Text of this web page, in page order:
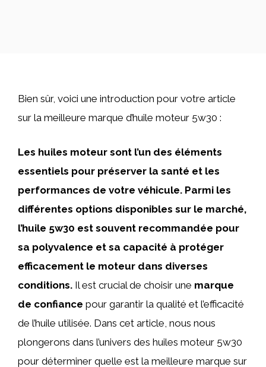
Bien sûr, voici une introduction pour votre article
sur la meilleure marque d’huile moteur 5w30 :
Les huiles moteur sont l’un des éléments
essentiels pour préserver la santé et les
performances de votre véhicule. Parmi les
différentes options disponibles sur le marché,
l’huile 5w30 est souvent recommandée pour
sa polyvalence et sa capacité à protéger
efficacement le moteur dans diverses
conditions. Il est crucial de choisir une marque
de confiance pour garantir la qualité et l’efficacité
de l’huile utilisée. Dans cet article, nous nous
plongerons dans l’univers des huiles moteur 5w30
pour déterminer quelle est la meilleure marque sur